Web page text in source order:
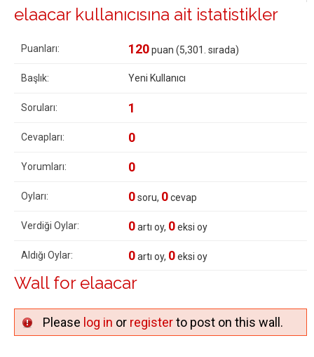
elaacar kullanıcısına ait istatistikler
Puanları: 120puan (5,301 . sırada)
Başlık: Yeni Kullanıcı
Soruları: 1
Cevapları: 0
Yorumları: 0
Oyları: 0soru, 0cevap
Verdiği Oylar: 0artı oy, 0eksi oy
Aldığı Oylar: 0artı oy, 0eksi oy
Wall for elaacar
Please log in or registerto post on this wall.